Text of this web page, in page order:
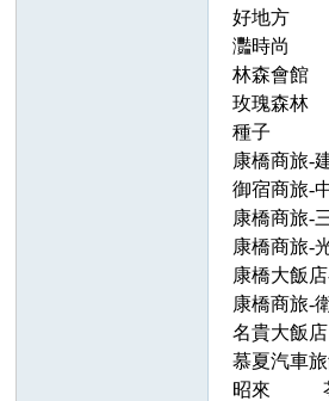
好地方
灩時尚
林森會館
玫瑰森林
種子
康橋商旅-
御宿商旅-
康橋商旅-
康橋商旅-
康橋大飯店
康橋商旅-
名貴大飯店
慕夏汽車
昭來